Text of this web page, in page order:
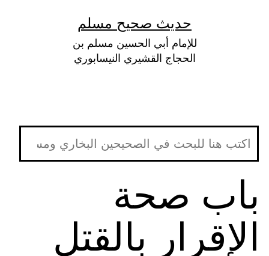
حديث صحيح مسلم
للإمام أبي الحسين مسلم بن
الحجاج القشيري النيسابوري
باب صحة
الإقرار بالقتل